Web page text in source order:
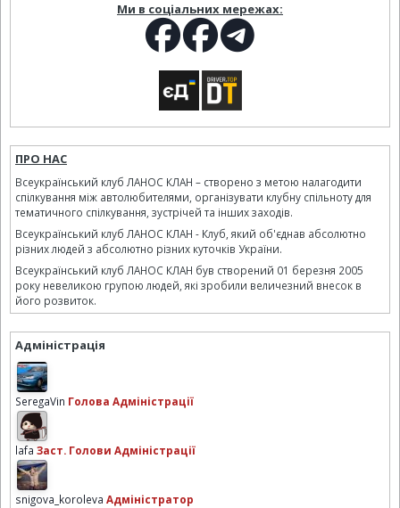
Ми в соціальних мережах:
ПРО НАС
Всеукраїнський клуб ЛАНОС КЛАН – створено з метою налагодити
спілкування між автолюбителями, організувати клубну спільноту для
тематичного спілкування, зустрічей та інших заходів.
Всеукраїнський клуб ЛАНОС КЛАН - Клуб, який об'єднав абсолютно
різних людей з абсолютно різних куточків України.
Всеукраїнський клуб ЛАНОС КЛАН був створений 01 березня 2005
року невеликою групою людей, які зробили величезний внесок в
його розвиток.
Адміністрація
SeregaVin Голова Адміністрації
lafa Заст. Голови Адміністрації
snigova_koroleva Адміністратор